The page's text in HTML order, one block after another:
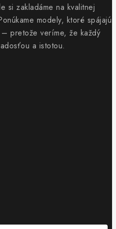
si zakladáme na kvalitnej
modely, ktoré spájajú
pretože veríme, že každý
a istotou.